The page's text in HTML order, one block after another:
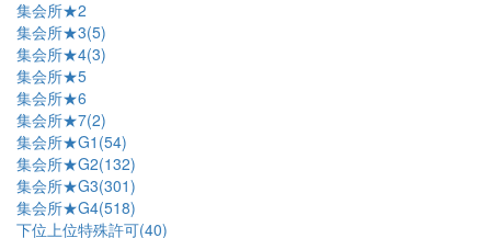
集会所★2
集会所★3(5)
集会所★4(3)
集会所★5
集会所★6
集会所★7(2)
集会所★G1(54)
集会所★G2(132)
集会所★G3(301)
集会所★G4(518)
下位上位特殊許可(40)